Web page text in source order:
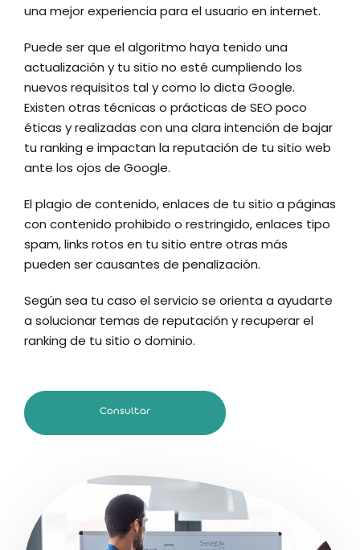
una mejor experiencia para el usuario en internet.
Puede ser que el algoritmo haya tenido una
actualización y tu sitio no esté cumpliendo los
nuevos requisitos tal y como lo dicta Google.
Existen otras técnicas o prácticas de SEO poco
éticas y realizadas con una clara intención de bajar
tu ranking e impactan la reputación de tu sitio web
ante los ojos de Google.
El plagio de contenido, enlaces de tu sitio a páginas
con contenido prohibido o restringido, enlaces tipo
spam, links rotos en tu sitio entre otras más
pueden ser causantes de penalización.
Según sea tu caso el servicio se orienta a ayudarte
a solucionar temas de reputación y recuperar el
ranking de tu sitio o dominio.
Consultar